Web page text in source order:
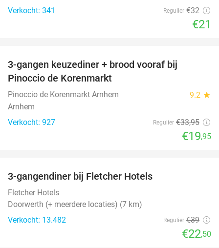
Verkocht: 341
Regulier €32
€21
3-gangen keuzediner + brood vooraf bij
Pinoccio de Korenmarkt
Pinoccio de Korenmarkt Arnhem 9.2 star
Arnhem
Verkocht: 927
Regulier €33,95
€19,95
3-gangendiner bij Fletcher Hotels
Fletcher Hotels
Doorwerth (+ meerdere locaties) (7 km)
Verkocht: 13.482
Regulier €39
€22,50